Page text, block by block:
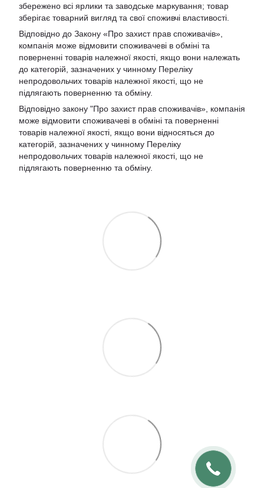
збережено всі ярлики та заводське маркування; товар
зберігає товарний вигляд та свої споживчі властивості.
Відповідно до Закону «Про захист прав споживачів»,
компанія може відмовити споживачеві в обміні та
поверненні товарів належної якості, якщо вони належать
до категорій, зазначених у чинному Переліку
непродовольчих товарів належної якості, що не
підлягають поверненню та обміну.
Відповідно закону "Про захист прав споживачів» , компанія
може відмовити споживачеві в обміні та поверненні
товарів належної якості, якщо вони відносяться до
категорій, зазначених у чинному Переліку
непродовольчих товарів належної якості, що не
підлягають поверненню та обміну.